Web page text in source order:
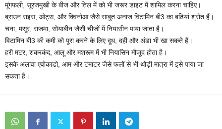
मूंगफली, सूरजमुखी के बीज और तिल में को भी जरूर डाइट में शामिल करना चाहिए।
ब्राउन राइस, ओट्स, और क्विनोआ जैसे साबुत अनाज विटामिन बी3 का बढियां श्रोत हैं।
चना, मसूर, राजमा, सोयाबीन जैसी चीजों में नियासीन पाया जाता है।
विटामिन बी3 की कमी को पूरा करने के लिए दूध, दही और अंडा भी खा सकते हैं।
हरी मटर, शकरकंद, आलू और मशरूम में भी नियासिन मौजूद होता है।
इसके अलावा एवोकाडो, आम और टमाटर जैसे फलों से भी थोड़ी मात्रा में इसे पाया जा
सकता है।